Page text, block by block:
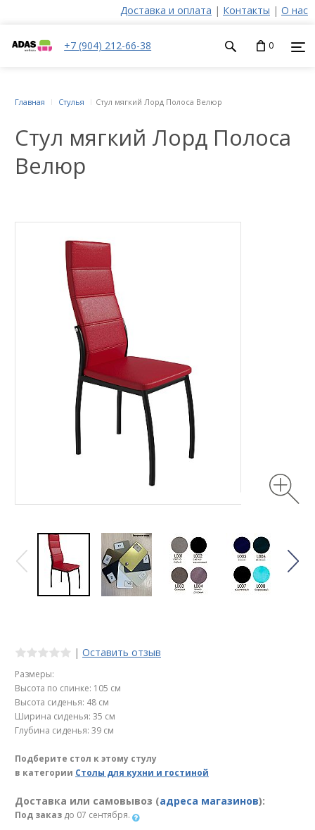
Доставка и оплата | Контакты | О нас
+7 (904) 212-66-38 0
Стул мягкий Лорд Полоса
Велюр
Главная Стулья Стул мягкий Лорд Полоса Велюр
| Оставить отзыв
Размеры:
Высота по спинке: 105 см
Высота сиденья: 48 см
Ширина сиденья: 35 см
Глубина сиденья: 39 см
Подберите стол к этому стулу
в категории Столы для кухни и гостиной
Доставка или самовывоз (адреса магазинов):
Под заказ до 07 сентября.